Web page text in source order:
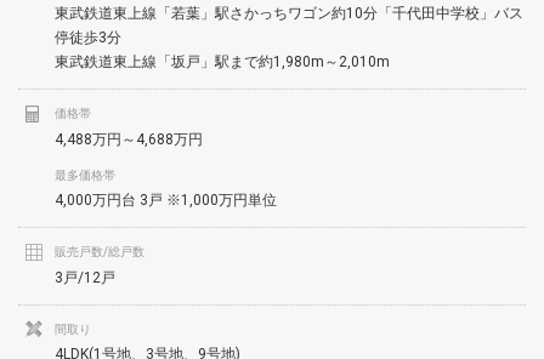
東武鉄道東上線「若葉」駅さかっちワゴン約10分「千代田中学校」バス
停徒歩3分
東武鉄道東上線「坂戸」駅まで約1,980m～2,010m
価格帯
4,488万円～4,688万円
最多価格帯
4,000万円台 3戸 ※1,000万円単位
販売戸数/総戸数
3戸/12戸
間取り
4LDK(1号地、3号地、9号地)